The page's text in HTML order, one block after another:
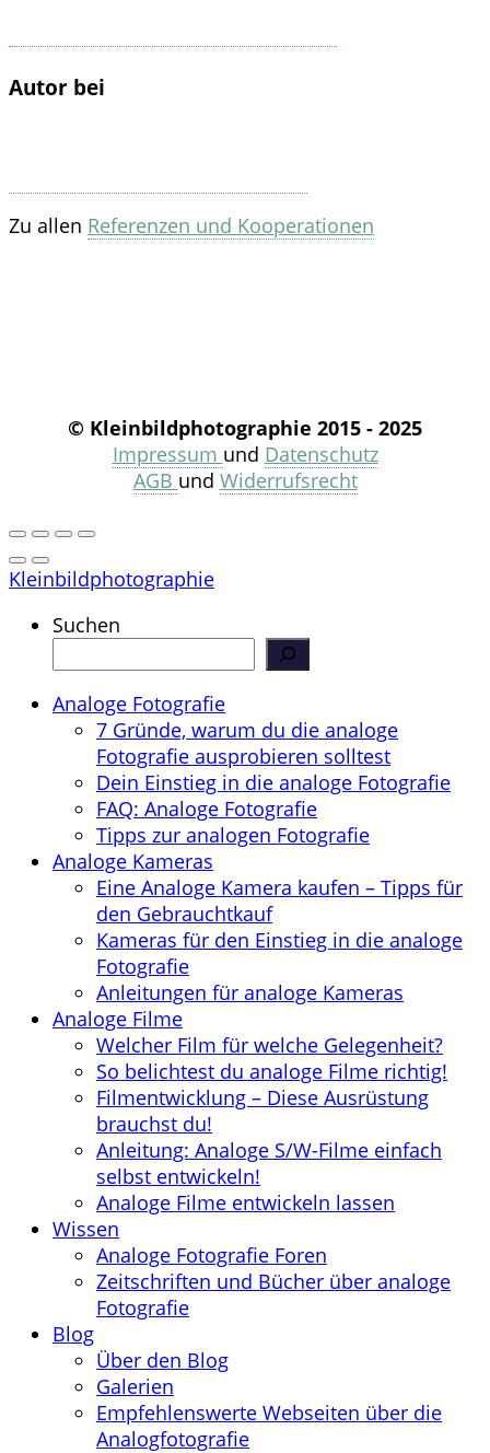
Autor bei
Zu allen Referenzen und Kooperationen
© Kleinbildphotographie 2015 - 2025
Impressum und Datenschutz
AGB und Widerrufsrecht
Kleinbildphotographie
Suchen
Analoge Fotografie
7 Gründe, warum du die analoge
Fotografie ausprobieren solltest
Dein Einstieg in die analoge Fotografie
FAQ: Analoge Fotografie
Tipps zur analogen Fotografie
Analoge Kameras
Eine Analoge Kamera kaufen – Tipps für
den Gebrauchtkauf
Kameras für den Einstieg in die analoge
Fotografie
Anleitungen für analoge Kameras
Analoge Filme
Welcher Film für welche Gelegenheit?
So belichtest du analoge Filme richtig!
Filmentwicklung – Diese Ausrüstung
brauchst du!
Anleitung: Analoge S/W-Filme einfach
selbst entwickeln!
Analoge Filme entwickeln lassen
Wissen
Analoge Fotografie Foren
Zeitschriften und Bücher über analoge
Fotografie
Blog
Über den Blog
Galerien
Empfehlenswerte Webseiten über die
Analogfotografie